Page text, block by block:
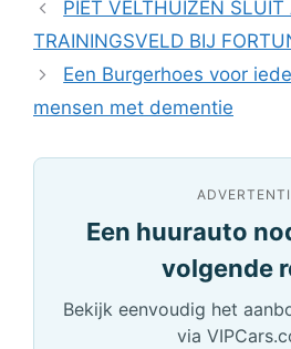
PIET VELTHUIZEN
TRAININGSVELD BIJ
Een Burgerhoes voor
mensen met dementie
Een huurauto
volgende
Bekijk eenvoudig het
via